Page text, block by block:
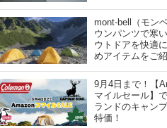
mont-bell（モン
ウンパンツで寒
ウトドアを快適
めアイテムをご
9月4日まで！【
マイルセール】
ランドのキャン
特価！